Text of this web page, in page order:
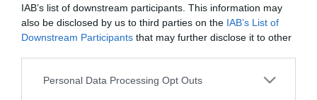
IAB’s list of downstream participants. This information may
also be disclosed by us to third parties on the IAB’s List of
Downstream Participants that may further disclose it to other
Please note that this website/app uses one or more Google
Personal Data Processing Opt Outs